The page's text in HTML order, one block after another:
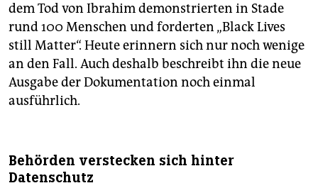
dem Tod von Ibrahim demonstrierten in Stade
rund 100 Menschen und forderten „Black Lives
still Matter“. Heute erinnern sich nur noch wenige
an den Fall. Auch deshalb beschreibt ihn die neue
Ausgabe der Dokumentation noch einmal
ausführlich.
Behörden verstecken sich hinter
Datenschutz